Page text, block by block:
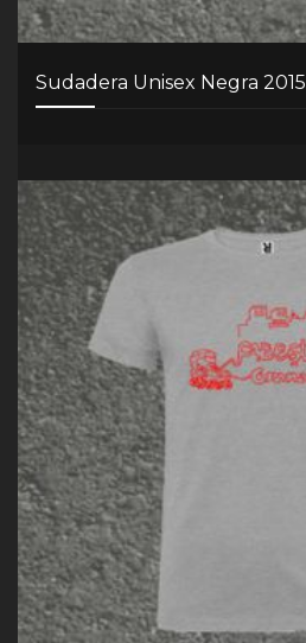
Sudadera Unisex Negra 2015